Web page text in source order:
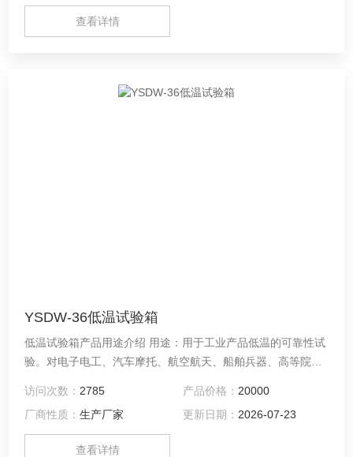
查看详情
YSDW-36低温试验箱
低温试验箱产品用途介绍 用途：用于工业产品低温的可靠性试
验。对电子电工、汽车摩托、航空航天、船舶兵器、高等院
况下，检验其各项性能指标。产品具有较宽的温度控制范围，
其性能指标均达到国家标准
访问次数： 2785 产品价格： 20000
厂商性质：生产厂家 更新日期： 2026-07-23
查看详情